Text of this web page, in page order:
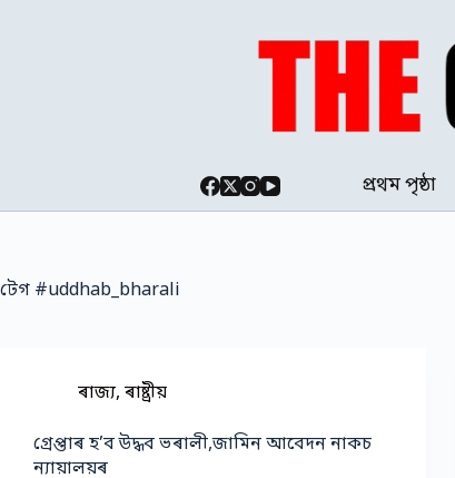
প্ৰথম পৃষ্ঠা
টেগ #uddhab_bharali
ৰাজ্য, ৰাষ্ট্ৰীয়
গ্ৰেপ্তাৰ হ’ব উদ্ধব ভৰালী,জামিন আবেদন নাকচ
ন্যায়ালয়ৰ